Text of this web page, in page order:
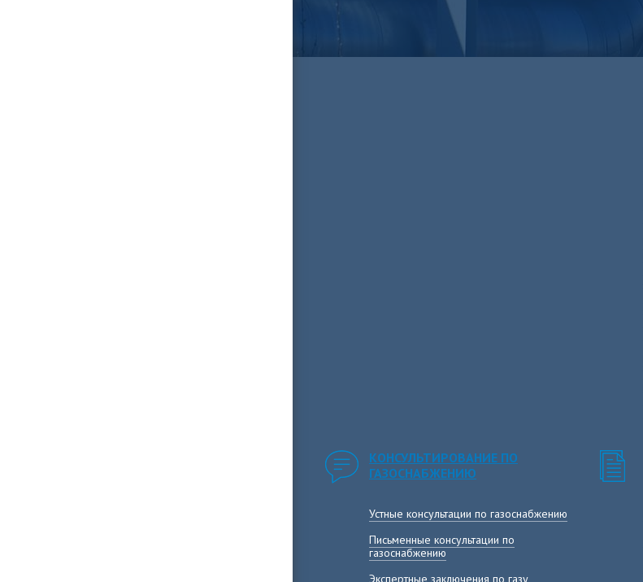
КОНСУЛЬТИРОВАНИЕ ПО
ГАЗОСНАБЖЕНИЮ
Устные консультации по газоснабжению
Письменные консультации по
газоснабжению
Экспертные заключения по газу